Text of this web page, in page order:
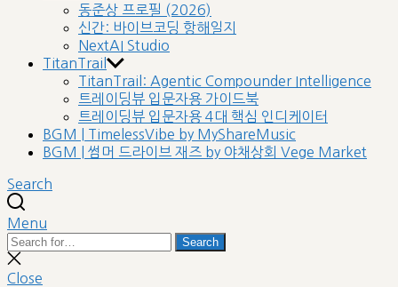
동준상 프로필 (2026)
신간: 바이브코딩 항해일지
NextAI Studio
TitanTrail
TitanTrail: Agentic Compounder Intelligence
트레이딩뷰 입문자용 가이드북
트레이딩뷰 입문자용 4대 핵심 인디케이터
BGM | TimelessVibe by MyShareMusic
BGM | 썸머 드라이브 재즈 by 야채상회 Vege Market
Search
Menu
Search
for:
Search
Close
search
Close